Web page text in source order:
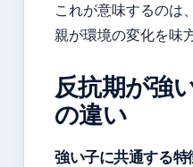
これが意味するのは、
親が環境の変化を味
反抗期が強
の違い
強い子に共通する特